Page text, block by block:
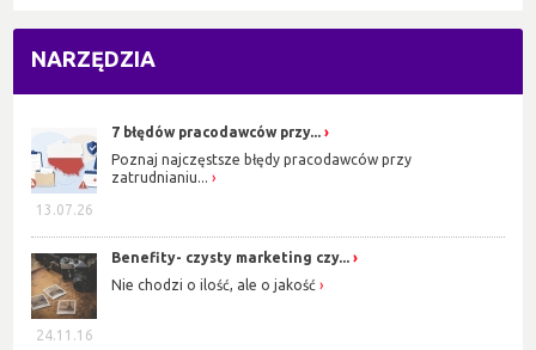
NARZĘDZIA
13.07.26
7 błędów pracodawców przy...
Poznaj najczęstsze błędy pracodawców przy
zatrudnianiu...
24.11.16
Benefity- czysty marketing czy...
Nie chodzi o ilość, ale o jakość